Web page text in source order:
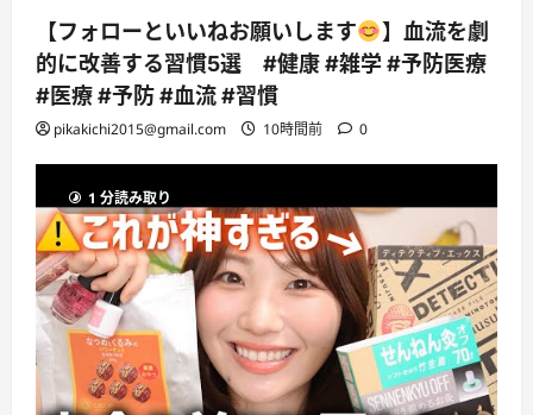
【フォローといいねお願いします
】血流を劇
的に改善する習慣5選 #健康 #雑学 #予防医療
#医療 #予防 #血流 #習慣
pikakichi2015@gmail.com 10時間前 0
1 分読み取り